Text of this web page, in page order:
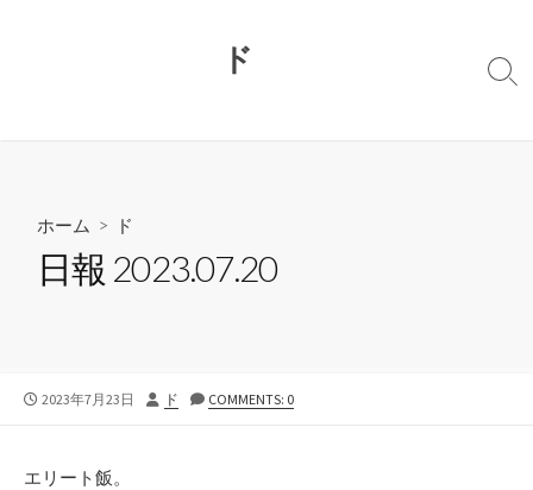
ド
検
ホーム > ド
日報 2023.07.20
公
2023年7月23日
投
ド COMMENTS: 0
エリート飯。